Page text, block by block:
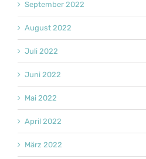
September 2022
August 2022
Juli 2022
Juni 2022
Mai 2022
April 2022
März 2022